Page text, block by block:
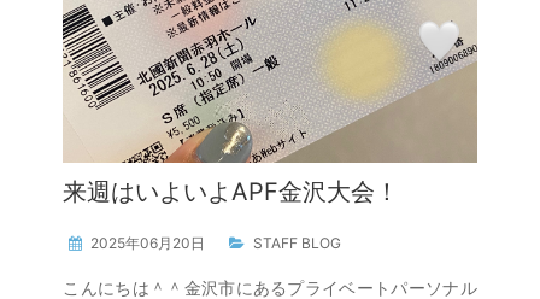
来週はいよいよAPF金沢大会！
2025年06月20日 STAFF BLOG
こんにちは＾＾金沢市にあるプライベートパーソナル